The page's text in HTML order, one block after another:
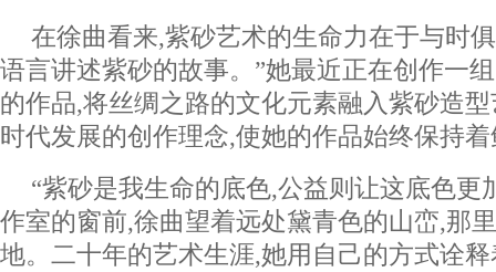
在徐曲看来,紫砂艺术的生命力在于与时
语言讲述紫砂的故事。”她最近正在创作一
的作品,将丝绸之路的文化元素融入紫砂造
时代发展的创作理念,使她的作品始终保持
“紫砂是我生命的底色,公益则让这底色更
作室的窗前,徐曲望着远处黛青色的山峦,那
地。二十年的艺术生涯,她用自己的方式诠